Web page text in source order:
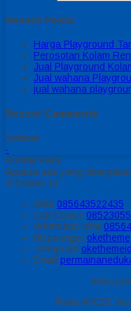
Recent Posts
Harga Playground
Perosotan Kolam
Jual Playground
Jual wahana
jual wahana
Recent Comments
Sidebar
-
Kontak Kami
Apabila ada yang
di bawah ini.
SMS 085643522435
Call Center
Whatsapp Icha
Messenger oketheme
Telegrram okethemeid
Email
Buka
Ruko ABCDE